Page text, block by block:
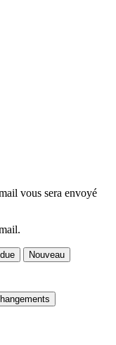
vous sera envoyé
Nouveau